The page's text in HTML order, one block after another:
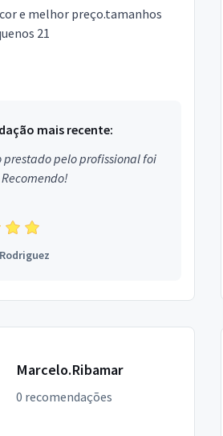
e melhor preço.tamanhos
21
mais recente:
prestado pelo profissional foi
Marcelo.Ribamar
0 recomendações